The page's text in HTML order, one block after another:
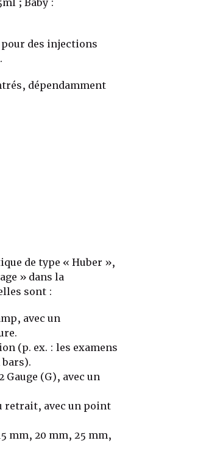
; Baby :
des injections
dépendamment
de type « Huber »,
» dans la
sont :
avec un
(p. ex. : les examens
(G), avec un
retrait, avec un point
mm, 20 mm, 25 mm,